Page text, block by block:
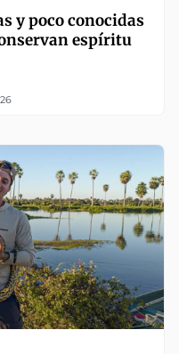
y poco conocidas
espíritu